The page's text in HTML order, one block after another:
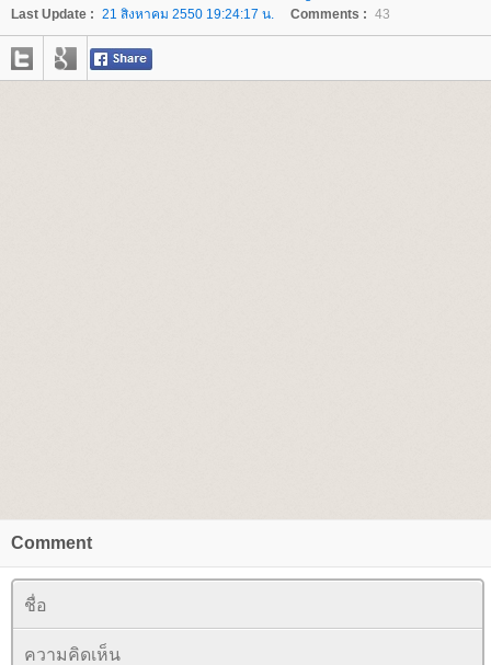
Last Update : 21 สิงหาคม 2550 19:24:17 น.
Comments : 43
Comment